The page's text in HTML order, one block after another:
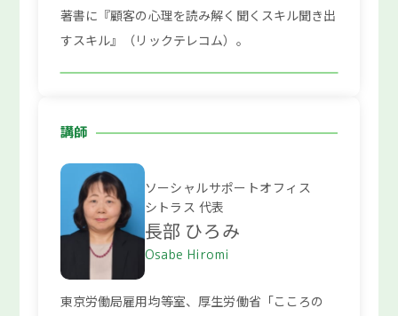
著書に『顧客の心理を読み解く聞くスキル聞き出
すスキル』（リックテレコム）。
講師
ソーシャルサポートオフィス
シトラス 代表
長部 ひろみ
Osabe Hiromi
東京労働局雇用均等室、厚生労働省「こころの